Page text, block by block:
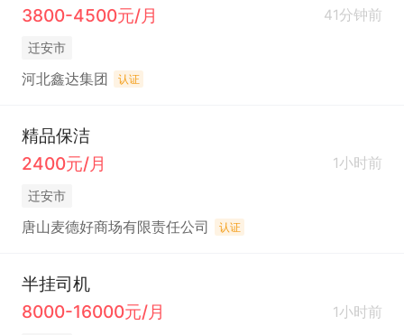
3800-4500元/月
41分钟前
迁安市
河北鑫达集团 认证
精品保洁
2400元/月
1小时前
迁安市
唐山麦德好商场有限责任公司 认证
半挂司机
8000-16000元/月
1小时前